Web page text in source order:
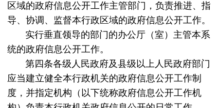
区域的政府信息公开工作主管部门，负责推进、指
导、协调、监督本行政区域的政府信息公开工作。
实行垂直领导的部门的办公厅（室）主管本系
统的政府信息公开工作。
第四条各级人民政府及县级以上人民政府部门
应当建立健全本行政机关的政府信息公开工作制
度，并指定机构（以下统称政府信息公开工作机